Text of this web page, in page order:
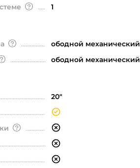
1
ободной механический
ободной механический
20"